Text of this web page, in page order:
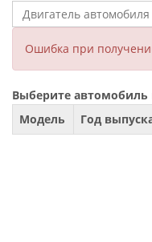
Ошибка при
Выберите автомобиль
Модель
Год